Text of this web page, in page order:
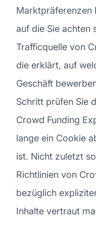
Marktpräferenzen
auf die Sie achten
Trafficquelle von
die erklärt, auf
Geschäft
Schritt prüfen Sie
Crowd Funding
lange ein Cookie
ist. Nicht zuletzt
Richtlinien von
bezüglich
Inhalte vertraut